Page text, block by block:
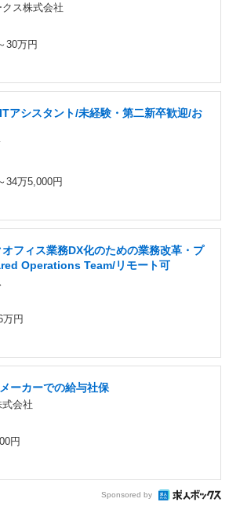
ス株式会社
30万円
アシスタント/未経験・第二新卒歓迎/お
34万5,000円
フィス業務DX化のための業務改革・プ
Operations Team/リモート可
万円
ーカーでの給与社保
会社
円
Sponsored by